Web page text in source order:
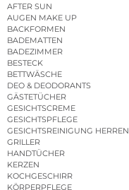
AFTER SUN
AUGEN MAKE UP
BACKFORMEN
BADEMATTEN
BADEZIMMER
BESTECK
BETTWÄSCHE
DEO & DEODORANTS
GÄSTETÜCHER
GESICHTSCREME
GESICHTSPFLEGE
GESICHTSREINIGUNG HERREN
GRILLER
HANDTÜCHER
KERZEN
KOCHGESCHIRR
KÖRPERPFLEGE